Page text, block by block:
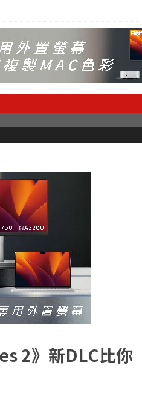
2》新DLC比你